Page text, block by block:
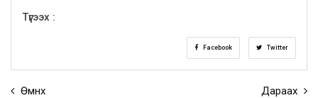
Түгээх :
Facebook Twitter
Өмнөх Дараах